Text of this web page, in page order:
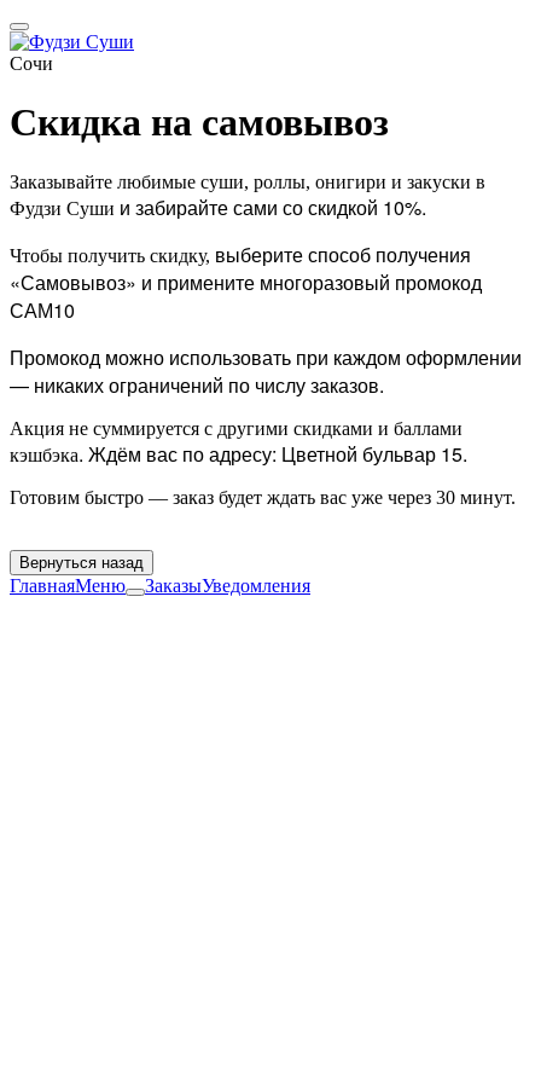
Сочи
Скидка на самовывоз
Заказывайте любимые суши, роллы, онигири и закуски в
Фудзи Суши и забирайте сами со скидкой 10%.
Чтобы получить скидку, выберите способ получения
«Самовывоз» и примените многоразовый промокод
САМ10
Промокод можно использовать при каждом оформлении
— никаких ограничений по числу заказов.
Акция не суммируется с другими скидками и баллами
кэшбэка. Ждём вас по адресу: Цветной бульвар 15.
Готовим быстро — заказ будет ждать вас уже через 30 минут.
Вернуться назад
ГлавнаяМеню ЗаказыУведомления